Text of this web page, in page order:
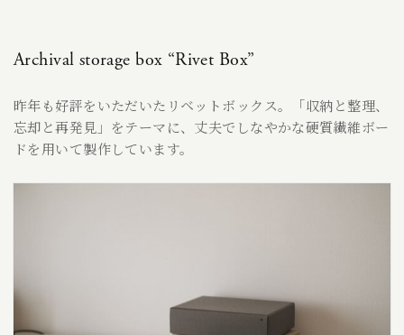
Archival storage box “Rivet Box”
昨年も好評をいただいたリベットボックス。「収納と整理、
忘却と再発見」をテーマに、丈夫でしなやかな硬質繊維ボー
ドを用いて製作しています。